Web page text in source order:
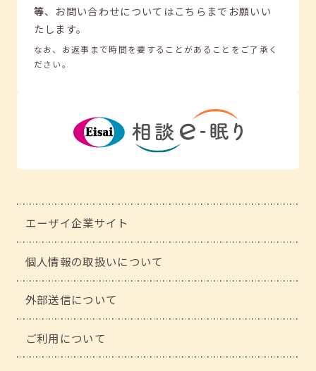
等、 お問い合わせについてはこちらまでお願いい
たします。
なお、お返事まで時間を要することがあることをご了承く
ださい。
エーザイ企業サイト
個人情報の取扱いについて
外部送信について
ご利用について